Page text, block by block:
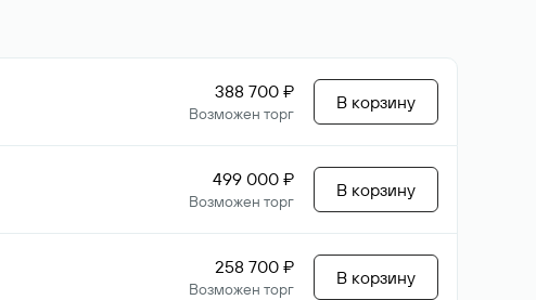
388 700 ₽
Возможен торг
В корзину
499 000 ₽
Возможен торг
В корзину
258 700 ₽
Возможен торг
В корзину